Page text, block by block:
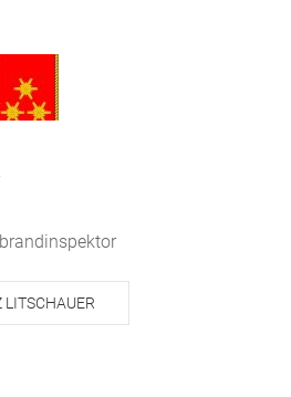
LITSCHAUER